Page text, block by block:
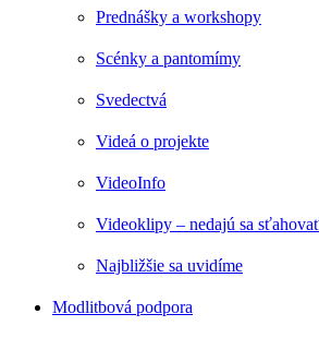
Prednášky a workshopy
Scénky a pantomímy
Svedectvá
Videá o projekte
VideoInfo
Videoklipy – nedajú sa
Najbližšie sa uvidíme
Modlitbová podpora